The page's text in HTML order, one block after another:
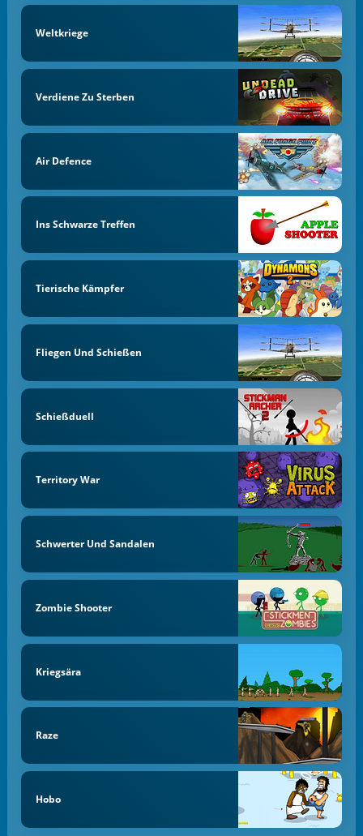
Weltkriege
Verdiene Zu Sterben
Air Defence
Ins Schwarze Treffen
Tierische Kämpfer
Fliegen Und Schießen
Schießduell
Territory War
Schwerter Und Sandalen
Zombie Shooter
Kriegsära
Raze
Hobo